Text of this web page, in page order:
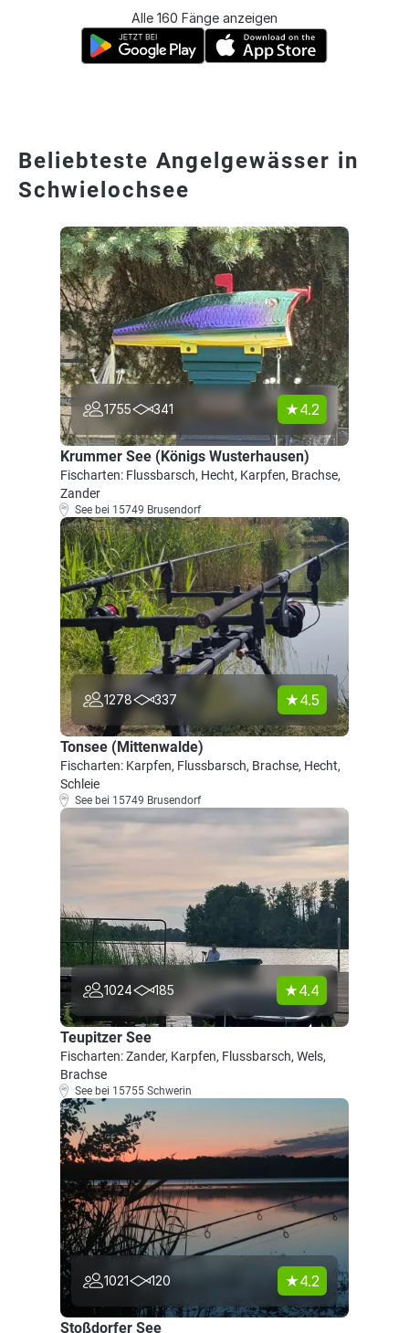
Alle 160 Fänge anzeigen
Beliebteste Angelgewässer in
Schwielochsee
1755 341 4.2
Krummer See (Königs Wusterhausen)
Fischarten: Flussbarsch, Hecht, Karpfen, Brachse,
Zander
See bei 15749 Brusendorf
1278 337 4.5
Tonsee (Mittenwalde)
Fischarten: Karpfen, Flussbarsch, Brachse, Hecht,
Schleie
See bei 15749 Brusendorf
1024 185 4.4
Teupitzer See
Fischarten: Zander, Karpfen, Flussbarsch, Wels,
Brachse
See bei 15755 Schwerin
1021 120 4.2
Stoßdorfer See